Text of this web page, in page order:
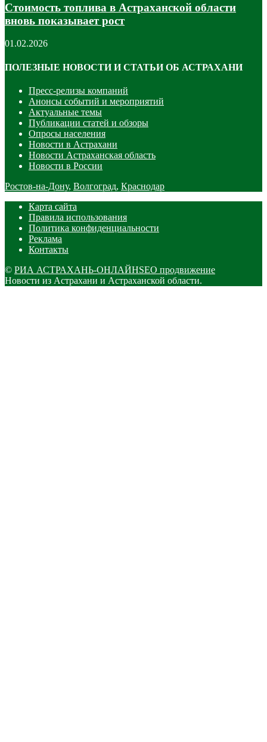
Стоимость топлива в Астраханской области
вновь показывает рост
01.02.2026
ПОЛЕЗНЫЕ НОВОСТИ И СТАТЬИ ОБ АСТРАХАНИ
Пресс-релизы компаний
Анонсы событий и мероприятий
Актуальные темы
Публикации статей и обзоры
Опросы населения
Новости в Астрахани
Новости Астраханская область
Новости в России
Ростов-на-Дону, Волгоград, Краснодар
Карта сайта
Правила использования
Политика конфиденциальности
Реклама
Контакты
© РИА АСТРАХАНЬ-ОНЛАЙНSEO продвижение
Новости из Астрахани и Астраханской области.